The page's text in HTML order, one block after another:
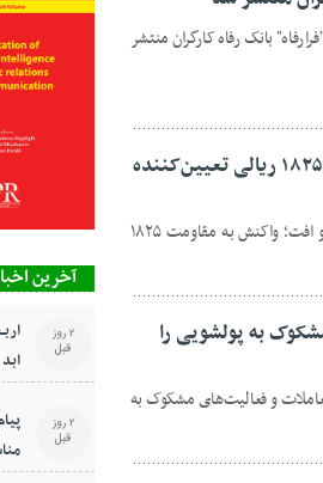
بانک رفاه کارگران منتشر
شستا در دو راهی حمایت و افت؛ واکنش به مقاومت ۱۸۲۵ ریالی تعیین‌کننده
پایگاه خبری روابط عمومی هنر هشتم:// شستا در دو راهی حمایت و افت؛ واکنش به مقاومت ۱۸۲۵
به پولشویی را
و فعالیت‌های مشکوک به
آخرین
ابد
2 روز
قبل
2 روز
قبل